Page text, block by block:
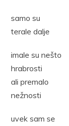
samo su
terale dalje
imale su nešto
hrabrosti
ali premalo
nežnosti
uvek sam se